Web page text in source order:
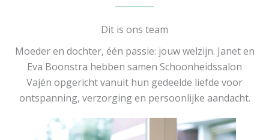
Dit is ons team
Moeder en dochter, één passie: jouw welzijn. Janet en
Eva Boonstra hebben samen Schoonheidssalon
Vajén opgericht vanuit hun gedeelde liefde voor
ontspanning, verzorging en persoonlijke aandacht.